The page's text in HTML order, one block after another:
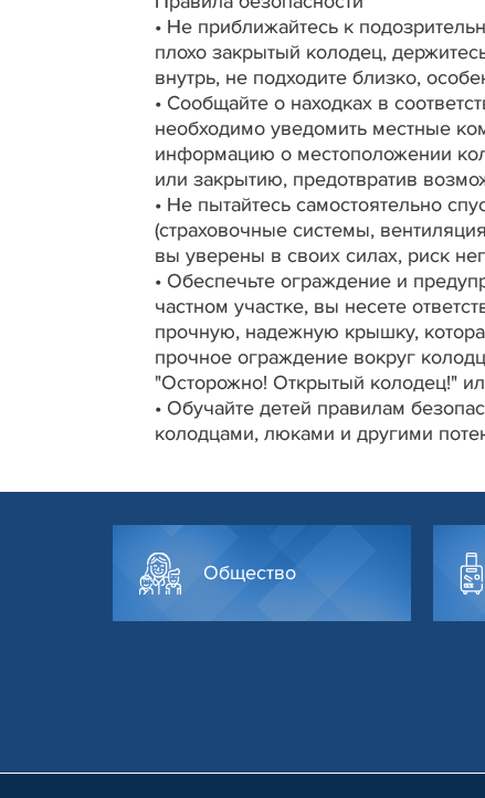
• Не приближайтесь к
плохо закрытый колодец,
внутрь, не подходите близко,
• Сообщайте о находках в
необходимо уведомить местные
информацию о местоположении
или закрытию, предотвратив
• Не пытайтесь самостоятельно
(страховочные системы,
вы уверены в своих силах, риск
• Обеспечьте ограждение и
частном участке, вы несете
прочную, надежную крышку,
прочное ограждение вокруг
"Осторожно! Открытый колодец!"
• Обучайте детей правилам
колодцами, люками и другими
Общество